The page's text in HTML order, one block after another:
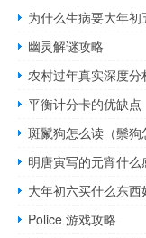
为什么生病要大年初
幽灵解谜攻略
农村过年真实深度分
平衡计分卡的优缺点
斑鬣狗怎么读（鬃狗
明唐寅写的元宵什么
大年初六买什么东西
Police 游戏攻略